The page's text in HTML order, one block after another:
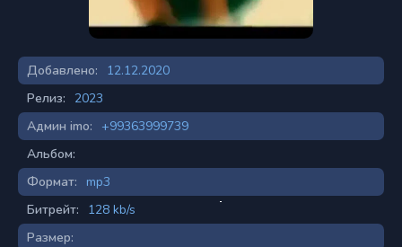
Добавлено:
12.12.2020
Релиз:
2023
Админ imo:
+99363999739
Альбом:
Формат:
mp3
Битрейт:
128 kb/s
Размер: